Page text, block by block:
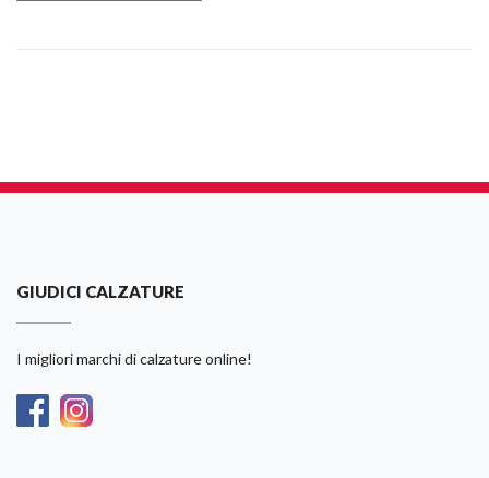
GIUDICI CALZATURE
I migliori marchi di calzature online!